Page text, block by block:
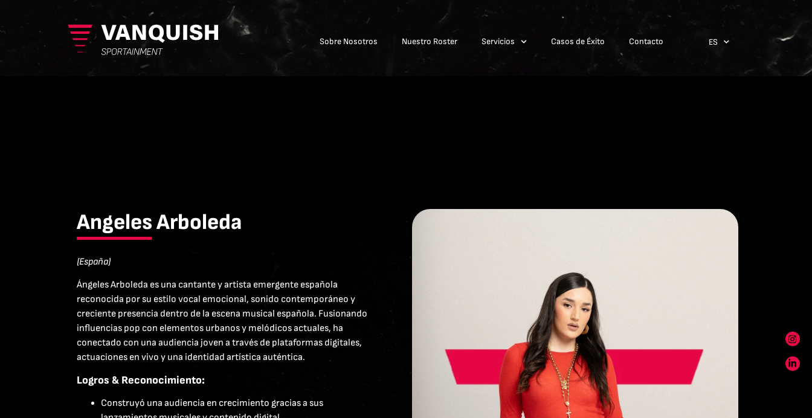
Sobre Nosotros Nuestro Roster Servicios Casos de Éxito Contacto ES
EN
Angeles Arboleda
(España)
Ángeles Arboleda es una cantante y artista emergente española
reconocida por su estilo vocal emocional, sonido contemporáneo y
creciente presencia dentro de la escena musical española. Fusionando
influencias pop con elementos urbanos y melódicos actuales, ha
conectado con una audiencia joven a través de plataformas digitales,
actuaciones en vivo y una identidad artística auténtica.
Logros & Reconocimiento:
Construyó una audiencia en crecimiento gracias a sus